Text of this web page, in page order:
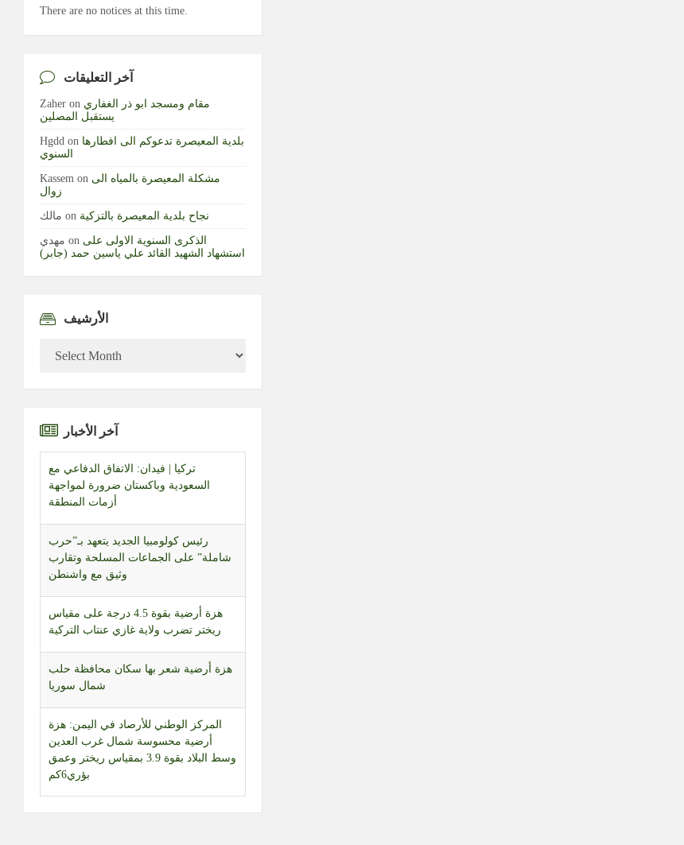
There are no notices at this time.
آخر التعليقات
Zaher on مقام ومسجد ابو ذر الغفاري
يستقبل المصلين
Hgdd on بلدية المعيصرة تدعوكم الى افطارها
السنوي
Kassem on مشكلة المعيصرة بالمياه الى
زوال
مالك on نجاح بلدية المعيصرة بالتزكية
مهدي on الذكرى السنوية الاولى على
استشهاد الشهيد القائد علي ياسين حمد (جابر)
الأرشيف
آخر الأخبار
تركيا | فيدان: الاتفاق الدفاعي مع
السعودية وباكستان ضرورة لمواجهة
أزمات المنطقة
رئيس كولومبيا الجديد يتعهد بـ”حرب
شاملة” على الجماعات المسلحة وتقارب
وثيق مع واشنطن
هزة أرضية بقوة 4.5 درجة على مقياس
ريختر تضرب ولاية غازي عنتاب التركية
هزة أرضية شعر بها سكان محافظة حلب
شمال سوريا
المركز الوطني للأرصاد في اليمن: هزة
أرضية محسوسة شمال غرب العدين
وسط البلاد بقوة 3.9 بمقياس ريختر وعمق
بؤري6كم
العراق | أمين عام حركة النجباء:
الدبلوماسية مع السعودية غير مجدية
والصواريخ لا ترد إلا بالصواريخ